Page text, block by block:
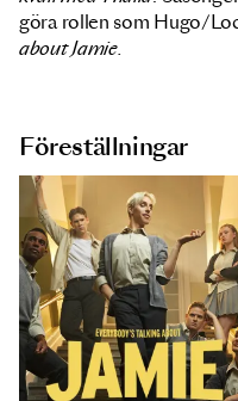
göra rollen som Hugo/
about Jamie.
Föreställningar